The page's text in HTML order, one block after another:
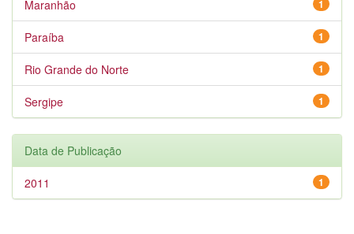
1
Maranhão
1
Paraíba
1
Rio Grande do Norte
1
Sergipe
Data de Publicação
1
2011